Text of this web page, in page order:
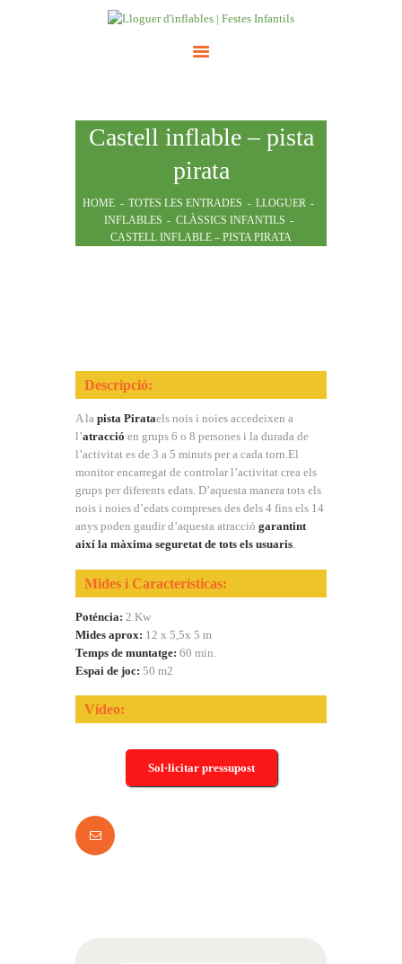
Castell inflable – pista
pirata
HOME TOTES LES ENTRADES
LLOGUER
INFLABLES
CLÀSSICS INFANTILS
CASTELL INFLABLE – PISTA PIRATA
ATRACCIONS
CONTACTE
Descripció:
A la pista Pirataels nois i noies accedeixen a
l’atracció en grups 6 o 8 persones i la durada de
l’activitat es de 3 a 5 minuts per a cada torn.El
monitor encarregat de controlar l’activitat crea els
grups per diferents edats. D’aquesta manera tots els
nois i noies d’edats compreses des dels 4 fins els 14
anys poden gaudir d’aquesta atracció garantint
així la màxima seguretat de tots els usuaris.
Mides i Características:
Poténcia: 2 Kw
Mides aprox: 12 x 5,5x 5 m
Temps de muntatge: 60 min.
Espai de joc: 50 m2
Vídeo:
Sol·licitar pressupost